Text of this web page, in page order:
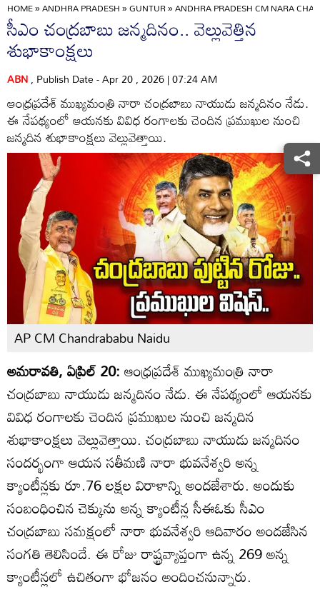
HOME»ANDHRA PRADESH»GUNTUR»ANDHRA PRADESH CM NARA
సీఎం చంద్రబాబు జన్మదినం.. వెల్లువెత్తిన
శుభాకాంక్షలు
ABN, Publish Date - Apr 20 , 2026 | 07:24 AM
ఆంధ్రప్రదేశ్ ముఖ్యమంత్రి నారా చంద్రబాబు నాయుడు జన్మదినం నేడు.
ఈ నేపథ్యంలో ఆయనకు వివిధ రంగాలకు చెందిన ప్రముఖుల నుంచి
జన్మదిన శుభాకాంక్షలు వెల్లువెత్తాయి.
AP CM Chandrababu Naidu
అమరావతి, ఏప్రిల్ 20:ఆంధ్రప్రదేశ్ ముఖ్యమంత్రి నారా
చంద్రబాబు నాయుడు జన్మదినం నేడు. ఈ నేపథ్యంలో ఆయనకు
వివిధ రంగాలకు చెందిన ప్రముఖుల నుంచి జన్మదిన
శుభాకాంక్షలు వెల్లువెత్తాయి. చంద్రబాబు నాయుడు జన్మదినం
సందర్భంగా ఆయన సతీమణి నారా భువనేశ్వరి అన్న
క్యాంటీన్లకు రూ.76 లక్షల విరాళాన్ని అందజేశారు. అందుకు
సంబంధించిన చెక్కును అన్న క్యాంటీన్ల సీఈఓకు సీఎం
చంద్రబాబు సమక్షంలో నారా భువనేశ్వరి ఆదివారం అందజేసిన
సంగతి తెలిసిందే. ఈ రోజు రాష్ట్రవ్యాప్తంగా ఉన్న 269 అన్న
క్యాంటీన్లలో ఉచితంగా భోజనం అందించనున్నారు.